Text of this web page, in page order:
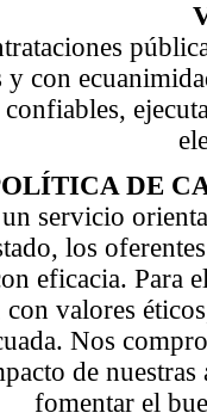
y con
DE
servicio
los
eficacia. Para
con valores
Nos
de
fomentar el